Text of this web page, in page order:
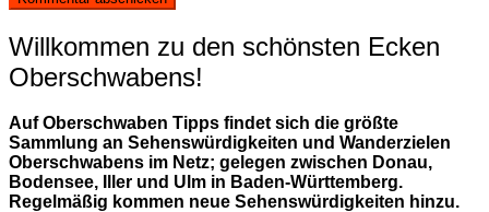
Willkommen zu den schönsten Ecken
Oberschwabens!
Auf Oberschwaben Tipps findet sich die größte
Sammlung an Sehenswürdigkeiten und Wanderzielen
Oberschwabens im Netz; gelegen zwischen Donau,
Bodensee, Iller und Ulm in Baden-Württemberg.
Regelmäßig kommen neue Sehenswürdigkeiten hinzu.